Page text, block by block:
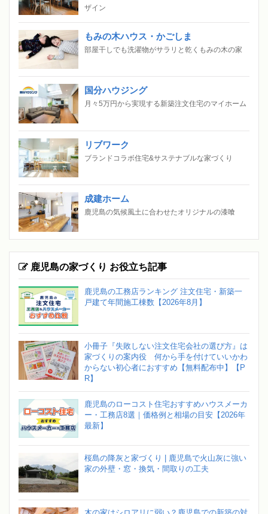
ザイン
もみの木ハウス・かごしま
部屋干しでも洗濯物がサラリと乾くもみの木の家
国分ハウジング
月々5万円から実現する新築注文住宅のマイホーム
リブワーク
ブランドコラボ住宅&サステナブルな家づくり
成建ホーム
鹿児島の気候風土に合わせたオリジナルの漆喰
鹿児島の家づくり お役立ち記事
鹿児島の工務店ランキング 注文住宅・新築一
戸建て年間施工棟数【2026年8月】
小冊子『失敗しない注文住宅会社の選び方』は
家づくりの案内役 何から手を付けていいかわ
からない初心者におすすめ【無料配布中】【P
R】
鹿児島のローコスト住宅おすすめハウスメーカ
ー・工務店8選｜価格例と相場の目安【2026年
最新】
桜島の降灰と家づくり | 鹿児島で火山灰に強い
家の外壁・窓・換気・間取りの工夫